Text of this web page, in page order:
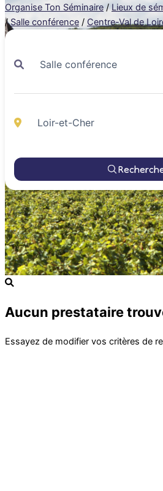
Organise Ton Séminaire / Lieux de
/ Salle conférence / Centre-Val de
Aucun prestataire
Essayez de modifier vos critères de